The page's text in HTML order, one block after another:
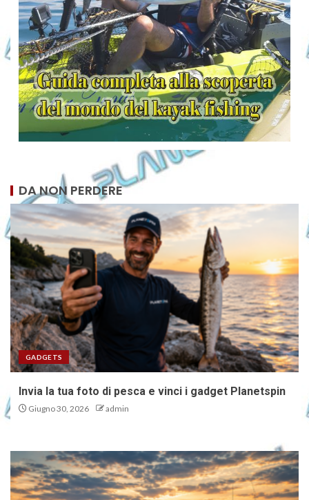
DA NON PERDERE
GADGETS
Invia la tua foto di pesca e vinci i gadget Planetspin
Giugno 30, 2026 admin